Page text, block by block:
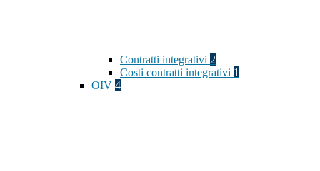
Contratti integrativi 2
Costi contratti integrativi 1
OIV 4